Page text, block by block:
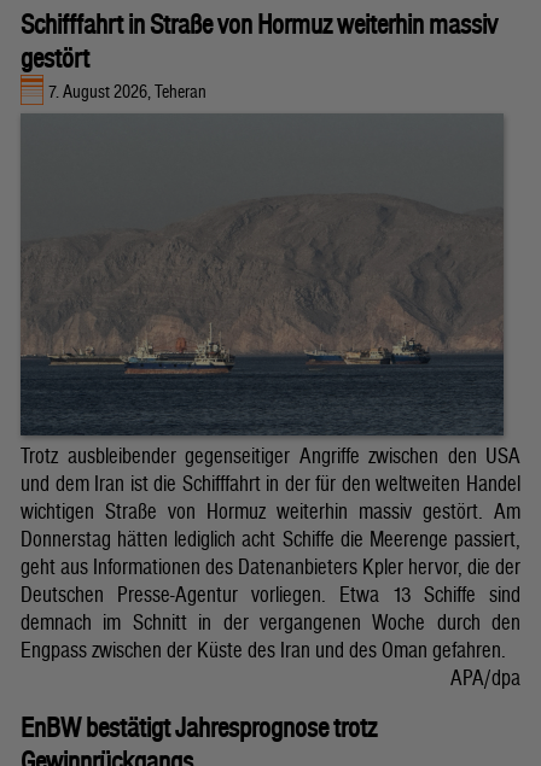
Schifffahrt in Straße von Hormuz weiterhin massiv
gestört
7. August 2026, Teheran
Trotz ausbleibender gegenseitiger Angriffe zwischen den USA
und dem Iran ist die Schifffahrt in der für den weltweiten Handel
wichtigen Straße von Hormuz weiterhin massiv gestört. Am
Donnerstag hätten lediglich acht Schiffe die Meerenge passiert,
geht aus Informationen des Datenanbieters Kpler hervor, die der
Deutschen Presse-Agentur vorliegen. Etwa 13 Schiffe sind
demnach im Schnitt in der vergangenen Woche durch den
Engpass zwischen der Küste des Iran und des Oman gefahren.
APA/dpa
EnBW bestätigt Jahresprognose trotz